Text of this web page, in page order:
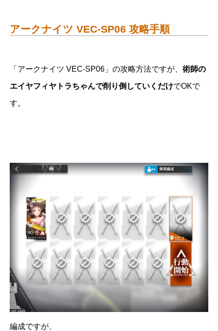
アークナイツ VEC-SP06 攻略手順
「アークナイツ VEC-SP06」の攻略方法ですが、 術師の
エイヤフィヤトラちゃんで削り倒していくだけでOKで
す。
編成ですが、